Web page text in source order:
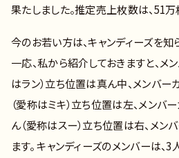
果たしました。推定売上枚数は、51万
今のお若い方は、キャンディーズを知
一応、私から紹介しておきますと、メ
はラン）立ち位置は真ん中、メンバー
（愛称はミキ）立ち位置は左、メンバ
ん（愛称はスー）立ち位置は右、メン
ます。 キャンディーズのメンバーは、